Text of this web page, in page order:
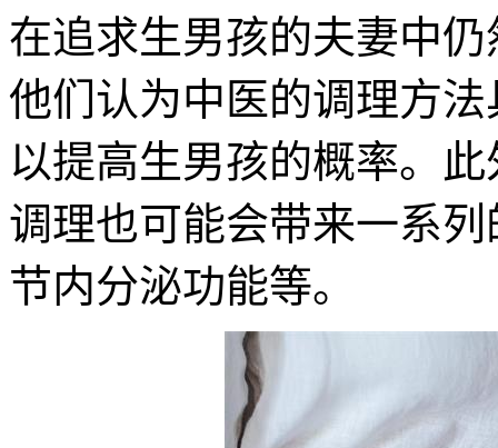
在追求生男孩的夫妻中
他们认为中医的调理方
以提高生男孩的概率。
调理也可能会带来一系
节内分泌功能等。